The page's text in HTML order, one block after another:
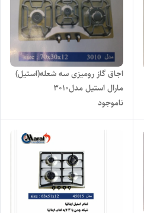
اجاق گاز رومیزی سه شعله(استیل)
مارال استیل مدل۳۰۱۰
ناموجود